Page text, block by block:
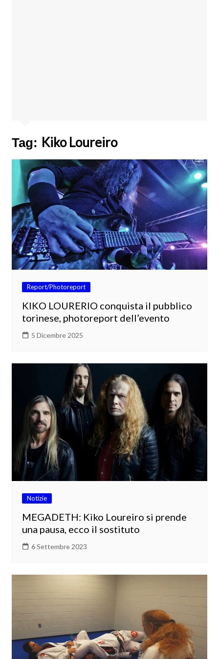
Tag: Kiko Loureiro
Report/Photoreport
KIKO LOURERIO conquista il pubblico
torinese, photoreport dell’evento
5 Dicembre 2025
Notizie
MEGADETH: Kiko Loureiro si prende
una pausa, ecco il sostituto
6 Settembre 2023